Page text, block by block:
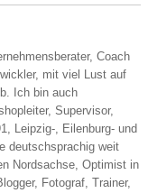
Coach
mit viel Lust auf
Ich bin auch
Supervisor,
Leipzig-, Eilenburg- und
deutschsprachig weit
Nordsachse, Optimist in
Fotograf, Trainer,